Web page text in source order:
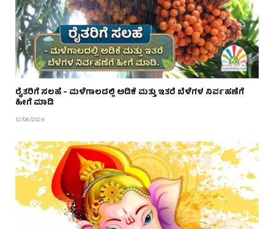
ರೈತರಿಗೆ ಸಲಹೆ – ಮಳೆಗಾಲದಲ್ಲಿ ಅಡಿಕೆ ಮತ್ತು ಇತರೆ ಬೆಳೆಗಳ ನಿರ್ವಹಣೆಗೆ
ಹೀಗೆ ಮಾಡಿ
12/06/2026